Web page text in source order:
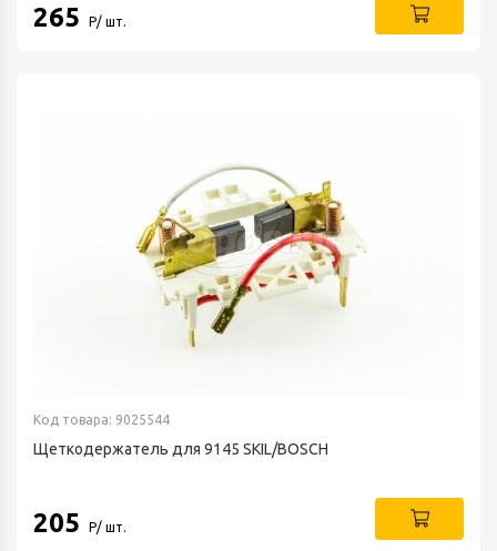
265 Р/ шт.
Код товара: 9025544
Щеткодержатель для 9145 SKIL/BOSCH
205 Р/ шт.